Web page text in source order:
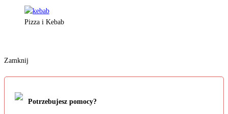
Pizza i Kebab
Zamknij
Potrzebujesz pomocy?